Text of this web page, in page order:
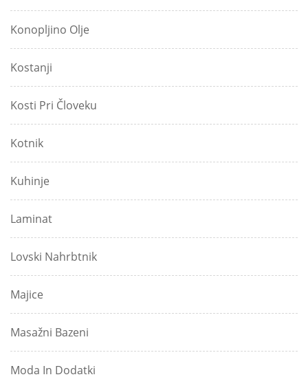
Konopljino Olje
Kostanji
Kosti Pri Človeku
Kotnik
Kuhinje
Laminat
Lovski Nahrbtnik
Majice
Masažni Bazeni
Moda In Dodatki